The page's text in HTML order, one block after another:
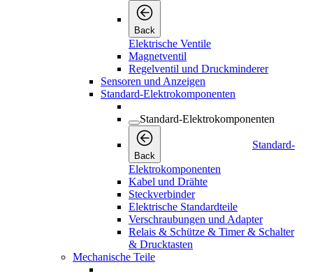
Standard-Elektrokomponenten
Back
Elektrokomponenten
Kabel und Drähte
Steckverbinder
Verschraubungen und Adapter
Relais & Schütze & Timer & Schalter
& Drucktasten
Mechanische Teile
Mechanische Teile
Back
Mechanische
Teile
Mechanische Ventile